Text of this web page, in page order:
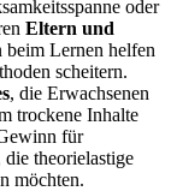
oder
Eltern und
beim Lernen helfen
scheitern.
, die Erwachsenen
trockene Inhalte
für
die theorielastige
möchten.